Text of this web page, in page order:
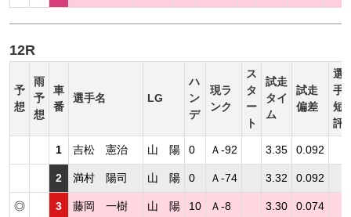
12R
予
想
雨
予
想
車
番
選手名 LG
ハ
ン
デ
現ラ
ンク
ス
タ
ー
ト
試走
タイ
ム
試走
偏差
選
手
短
評
1 吉松 憲治 山 陽 0 Ａ-92 3.35 0.092
2 満村 陽司 山 陽 0 Ａ-74 3.32 0.092
◎ 3 藤岡 一樹 山 陽 10 Ａ-8 3.30 0.074